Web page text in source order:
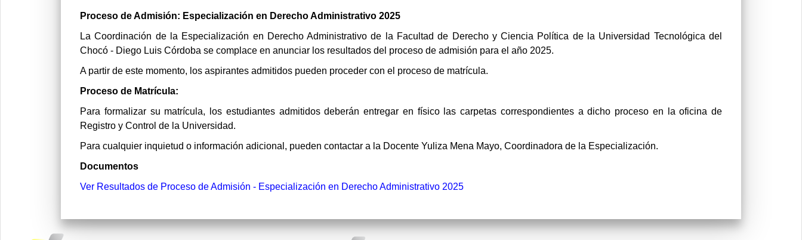
Proceso de Admisión: Especialización en Derecho Administrativo 2025
La Coordinación de la Especialización en Derecho Administrativo de la Facultad de Derecho y Ciencia Política de la Universidad Tecnológica del
Chocó - Diego Luis Córdoba se complace en anunciar los resultados del proceso de admisión para el año 2025.
A partir de este momento, los aspirantes admitidos pueden proceder con el proceso de matrícula.
Proceso de Matrícula:
Para formalizar su matrícula, los estudiantes admitidos deberán entregar en físico las carpetas correspondientes a dicho proceso en la oficina de
Registro y Control de la Universidad.
Para cualquier inquietud o información adicional, pueden contactar a la Docente Yuliza Mena Mayo, Coordinadora de la Especialización.
Documentos
Ver Resultados de Proceso de Admisión - Especialización en Derecho Administrativo 2025